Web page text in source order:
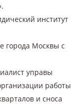
институт
города Москвы с
управы
работы
и сноса